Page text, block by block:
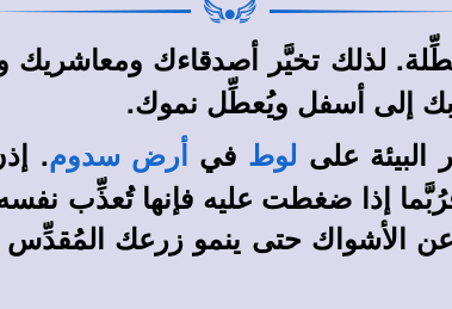
لذلك تخيَّر أصدقاءك
إلى أسفل ويُعطِّل نموك.
البيئة على لوط في أرض سدوم.
فرُبَّما إذا ضغطت عليه فإنها تُعذِّب
حتى ينمو زرعك المُقدِّس